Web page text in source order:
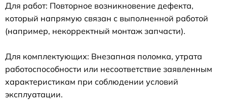
Для работ: Повторное возникновение дефекта,
который напрямую связан с выполненной работой
(например, некорректный монтаж запчасти).
Для комплектующих: Внезапная поломка, утрата
работоспособности или несоответствие заявленным
характеристикам при соблюдении условий
эксплуатации.